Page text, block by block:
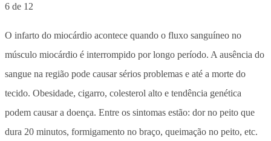
6 de 12
O infarto do miocárdio acontece quando o fluxo sanguíneo no
músculo miocárdio é interrompido por longo período. A ausência do
sangue na região pode causar sérios problemas e até a morte do
tecido. Obesidade, cigarro, colesterol alto e tendência genética
podem causar a doença. Entre os sintomas estão: dor no peito que
dura 20 minutos, formigamento no braço, queimação no peito, etc.